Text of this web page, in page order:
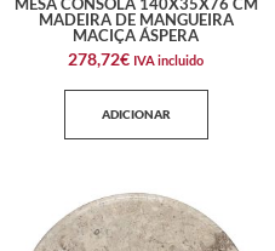
MADEIRA DE MANGUEIRA
MACIÇA ÁSPERA
278,72€ IVA incluido
ADICIONAR